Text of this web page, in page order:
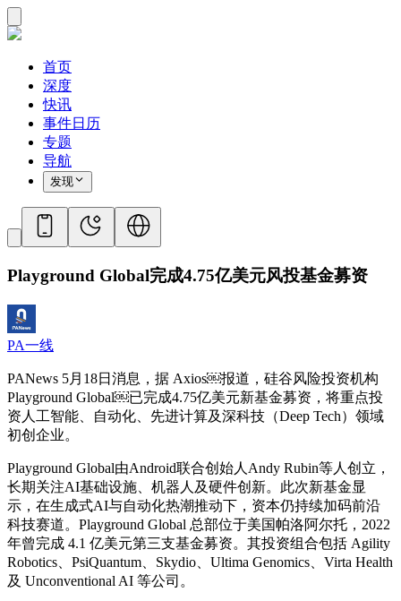
首页
深度
快讯
事件日历
专题
导航
发现
Playground Global完成4.75亿美元风投基金募资
PA一线
PANews 5月18日消息，据 Axios￼报道，硅谷风险投资机构
Playground Global￼已完成4.75亿美元新基金募资，将重点投
资人工智能、自动化、先进计算及深科技（Deep Tech）领域
初创企业。
Playground Global由Android联合创始人Andy Rubin等人创立，
长期关注AI基础设施、机器人及硬件创新。此次新基金显
示，在生成式AI与自动化热潮推动下，资本仍持续加码前沿
科技赛道。Playground Global 总部位于美国帕洛阿尔托，2022
年曾完成 4.1 亿美元第三支基金募资。其投资组合包括 Agility
Robotics、PsiQuantum、Skydio、Ultima Genomics、Virta Health
及 Unconventional AI 等公司。